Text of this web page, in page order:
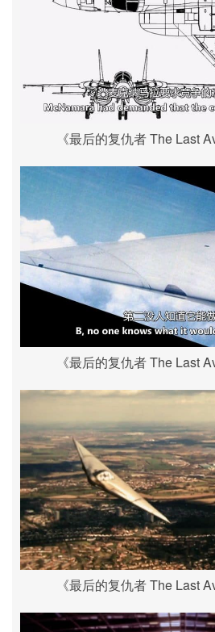
《最后的复仇者 The Last
《最后的复仇者 The Last
《最后的复仇者 The Last